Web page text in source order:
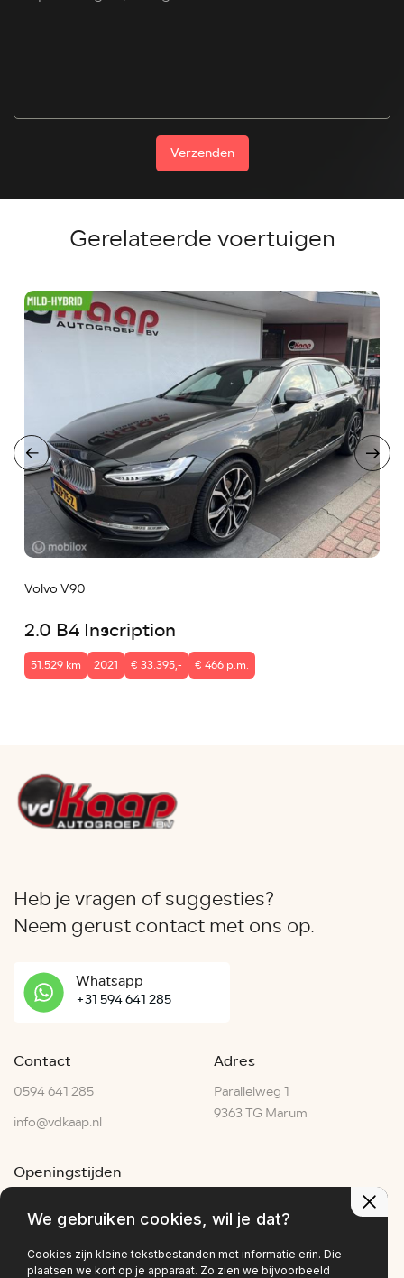
Verzenden
Gerelateerde voertuigen
Volvo V90
2.0 B4 Inscription
51.529 km 2021 € 33.395,- € 466 p.m.
Heb je vragen of suggesties?
Neem gerust contact met ons op.
Whatsapp
+31 594 641 285
Contact
0594 641 285
info@vdkaap.nl
Adres
Parallelweg 1
9363 TG Marum
Openingstijden
Za:
07:00–15:00
We gebruiken cookies, wil je dat?
Cookies zijn kleine tekstbestanden met informatie erin. Die
plaatsen we kort op je apparaat. Zo zien we bijvoorbeeld